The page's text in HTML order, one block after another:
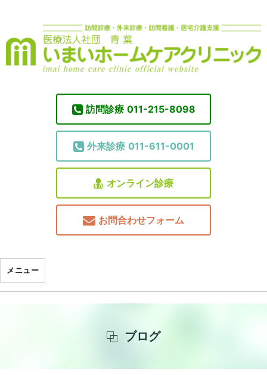
訪問診療 011-215-8098
外来診療 011-611-0001
オンライン診療
お問合わせフォーム
メニュー
ブログ